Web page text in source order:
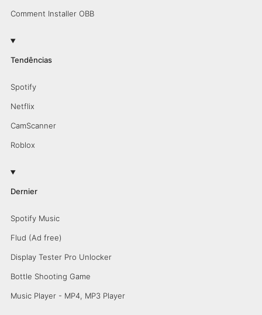
Comment Installer OBB
Tendências
Spotify
Netflix
CamScanner
Roblox
Dernier
Spotify Music
Flud (Ad free)
Display Tester Pro Unlocker
Bottle Shooting Game
Music Player - MP4, MP3 Player